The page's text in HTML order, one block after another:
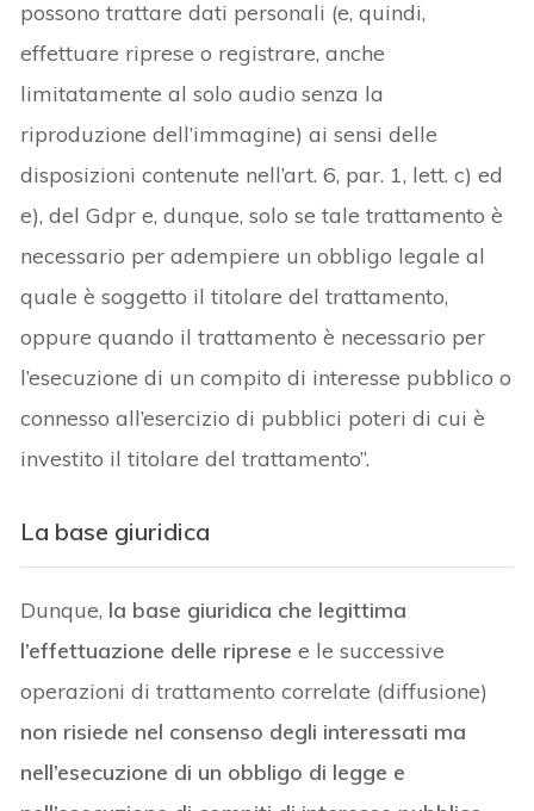
possono trattare dati personali (e, quindi,
effettuare riprese o registrare, anche
limitatamente al solo audio senza la
riproduzione dell’immagine) ai sensi delle
disposizioni contenute nell’art. 6, par. 1, lett. c) ed
e), del Gdpr e, dunque, solo se tale trattamento è
necessario per adempiere un obbligo legale al
quale è soggetto il titolare del trattamento,
oppure quando il trattamento è necessario per
l’esecuzione di un compito di interesse pubblico o
connesso all’esercizio di pubblici poteri di cui è
investito il titolare del trattamento”.
La base giuridica
Dunque, la base giuridica che legittima
l’effettuazione delle riprese e le successive
operazioni di trattamento correlate (diffusione)
non risiede nel consenso degli interessati ma
nell’esecuzione di un obbligo di legge e